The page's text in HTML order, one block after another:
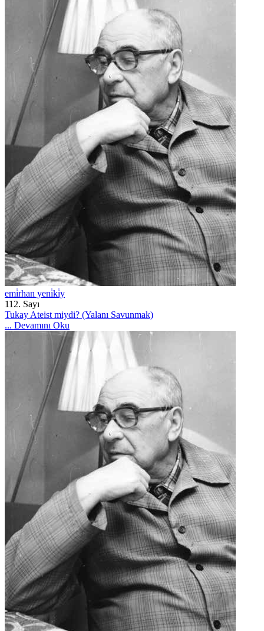
emi̇rhan yeni̇ki̇y
112. Sayı
Tukay Ateist miydi? (Yalanı Savunmak)
... Devamını Oku